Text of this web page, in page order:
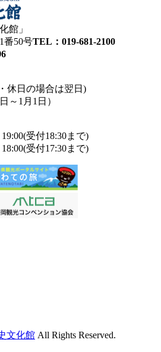
館
番50号TEL：019-681-2100
休日の場合は翌日)
～1月1日）
受付18:30まで)
受付17:30まで)
文化館 All Rights Reserved.